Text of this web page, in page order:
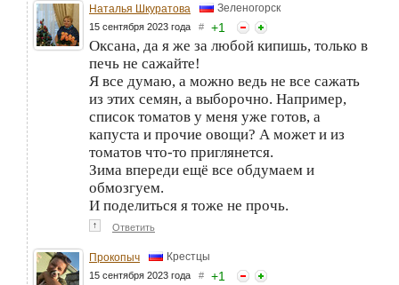
Наталья Шкуратова Зеленогорск
15 сентября 2023 года # +1
Оксана, да я же за любой кипишь, только в
печь не сажайте!
Я все думаю, а можно ведь не все сажать
из этих семян, а выборочно. Например,
список томатов у меня уже готов, а
капуста и прочие овощи? А может и из
томатов что-то приглянется.
Зима впереди ещё все обдумаем и
обмозгуем.
И поделиться я тоже не прочь.
↑ Ответить
Прокопыч Крестцы
15 сентября 2023 года # +1